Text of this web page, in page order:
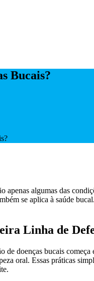
Bucais?
apenas algumas das
se aplica à saúde
Linha de
de doenças bucais
oral. Essas práticas